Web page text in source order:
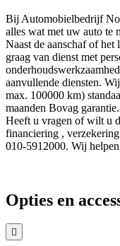
Bij Automobielbedrijf
alles wat met uw auto te
Naast de aanschaf of
graag van dienst met
aanvullende diensten.
max. 100000 km)
maanden Bovag garantie.
Heeft u vragen of wilt u
financiering ,
010-5912000. Wij
Opties en